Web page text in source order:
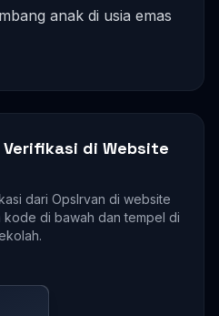
anak di usia emas
di Website
dari OpsIrvan di website
kode di bawah dan tempel di